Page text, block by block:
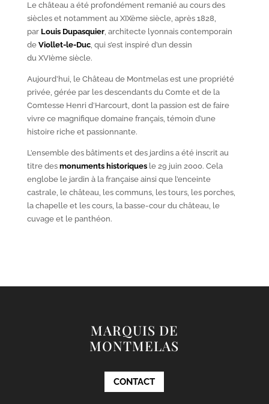
Le château a été profondément remanié au cours des
siècles et notamment au XIXèmesiècle, après 1828,
par Louis Dupasquier, architecte lyonnais contemporain
de Viollet-le-Duc, qui s’est inspiré d’un dessin
du XVIèmesiècle.
Aujourd’hui, le Château de Montmelas est une propriété
privée, gérée par les descendants du Comte et de la
Comtesse Henri d’Harcourt, dont la passion est de faire
vivre ce magnifique domaine français, témoin d’une
histoire riche et passionnante.
L’ensemble des bâtiments et des jardins a été inscrit au
titre des monuments historiquesle 29 juin 2000. Cela
englobe le jardin à la française ainsi que l’enceinte
castrale, le château, les communs, les tours, les porches,
la chapelle et les cours, la basse-cour du château, le
cuvage et le panthéon.
MARQUIS DE
MONTMELAS
CONTACT